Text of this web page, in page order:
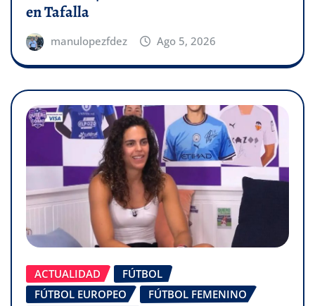
en Tafalla
manulopezfdez Ago 5, 2026
ACTUALIDAD
FÚTBOL
FÚTBOL EUROPEO
FÚTBOL FEMENINO